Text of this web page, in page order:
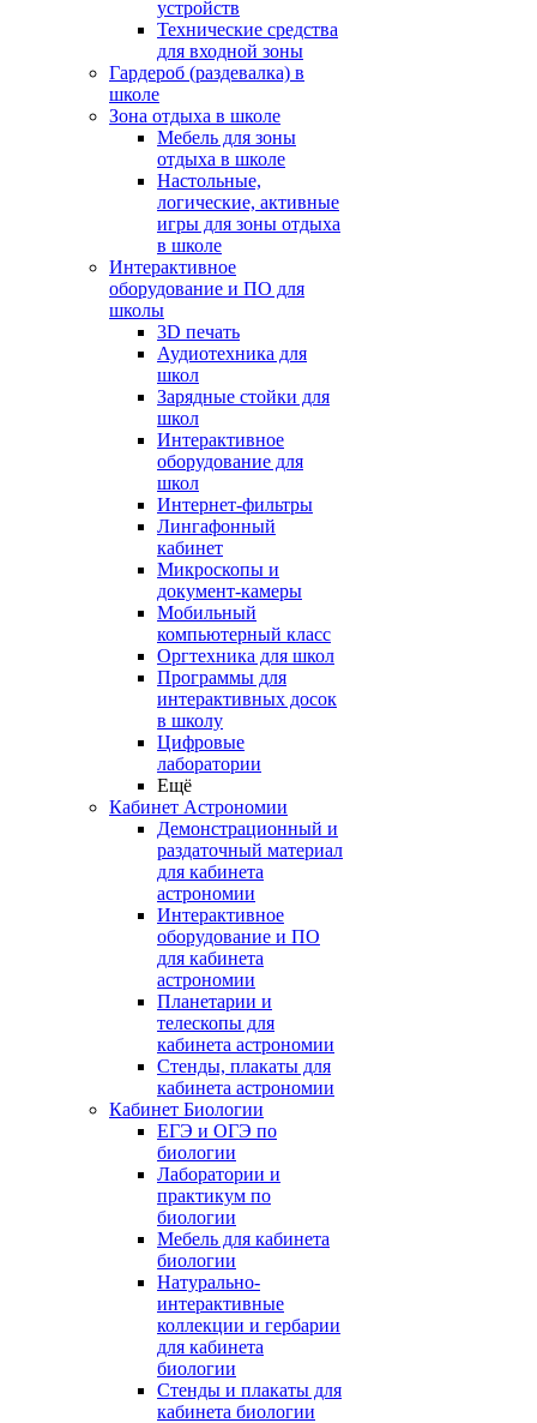
устройств
Технические средства
для входной зоны
Гардероб (раздевалка) в
школе
Зона отдыха в школе
Мебель для зоны
отдыха в школе
Настольные,
логические, активные
игры для зоны отдыха
в школе
Интерактивное
оборудование и ПО для
школы
3D печать
Аудиотехника для
школ
Зарядные стойки для
школ
Интерактивное
оборудование для
школ
Интернет-фильтры
Лингафонный
кабинет
Микроскопы и
документ-камеры
Мобильный
компьютерный класс
Оргтехника для школ
Программы для
интерактивных досок
в школу
Цифровые
лаборатории
Ещё
Кабинет Астрономии
Демонстрационный и
раздаточный материал
для кабинета
астрономии
Интерактивное
оборудование и ПО
для кабинета
астрономии
Планетарии и
телескопы для
кабинета астрономии
Стенды, плакаты для
кабинета астрономии
Кабинет Биологии
ЕГЭ и ОГЭ по
биологии
Лаборатории и
практикум по
биологии
Мебель для кабинета
биологии
Натурально-
интерактивные
коллекции и гербарии
для кабинета
биологии
Стенды и плакаты для
кабинета биологии